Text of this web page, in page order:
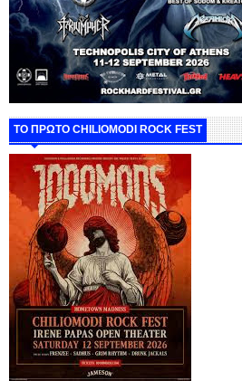
ΤΟ ΠΡΩΤΟ CHILIOMODI ROCK FEST